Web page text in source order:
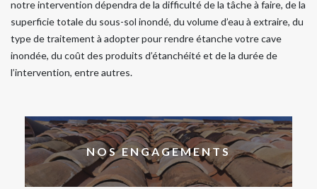
notre intervention dépendra de la difficulté de la tâche à faire, de la
superficie totale du sous-sol inondé, du volume d’eau à extraire, du
type de traitement à adopter pour rendre étanche votre cave
inondée, du coût des produits d’étanchéité et de la durée de
l’intervention, entre autres.
NOS ENGAGEMENTS